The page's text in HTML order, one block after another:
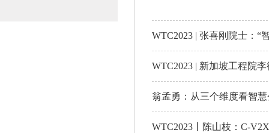
WTC2023 | 张喜刚院士：“
WTC2023 | 新加坡工程院
翁孟勇：从三个维度看智
WTC2023丨陈山枝：C-